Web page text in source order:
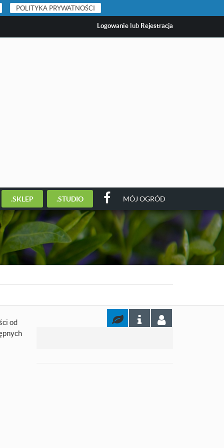
POLITYKA PRYWATNOŚCI
Logowanie lub Rejestracja
.SKLEP .STUDIO MÓJ OGRÓD
od